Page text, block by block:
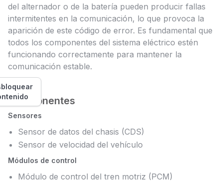
del alternador o de la batería pueden producir fallas
intermitentes en la comunicación, lo que provoca la
aparición de este código de error. Es fundamental que
todos los componentes del sistema eléctrico estén
funcionando correctamente para mantener la
comunicación estable.
Componentes
Sensores
Sensor de datos del chasis (CDS)
Sensor de velocidad del vehículo
Módulos de control
Módulo de control del tren motriz (PCM)